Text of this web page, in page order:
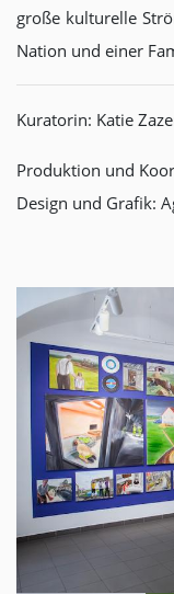
große kulturelle
Nation und einer
Kuratorin: Katie
Produktion und
Design und Grafik: